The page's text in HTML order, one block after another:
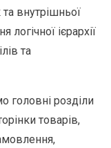
внутрішньої
ієрархії
та
головні розділи
товарів,